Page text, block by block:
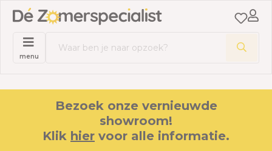
menu
Bezoek onze vernieuwde
showroom!
Klik hier voor alle informatie.